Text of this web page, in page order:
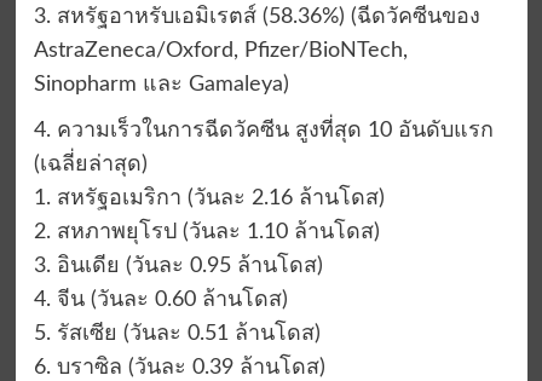
3. สหรัฐอาหรับเอมิเรตส์ (58.36%) (ฉีดวัคซีนของ
AstraZeneca/Oxford, Pfizer/BioNTech,
Sinopharm และ Gamaleya)
4. ความเร็วในการฉีดวัคซีน สูงที่สุด 10 อันดับแรก
(เฉลี่ยล่าสุด)
1. สหรัฐอเมริกา (วันละ 2.16 ล้านโดส)
2. สหภาพยุโรป (วันละ 1.10 ล้านโดส)
3. อินเดีย (วันละ 0.95 ล้านโดส)
4. จีน (วันละ 0.60 ล้านโดส)
5. รัสเซีย (วันละ 0.51 ล้านโดส)
6. บราซิล (วันละ 0.39 ล้านโดส)